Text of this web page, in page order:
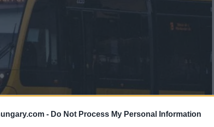
- Do Not Process My Personal Information